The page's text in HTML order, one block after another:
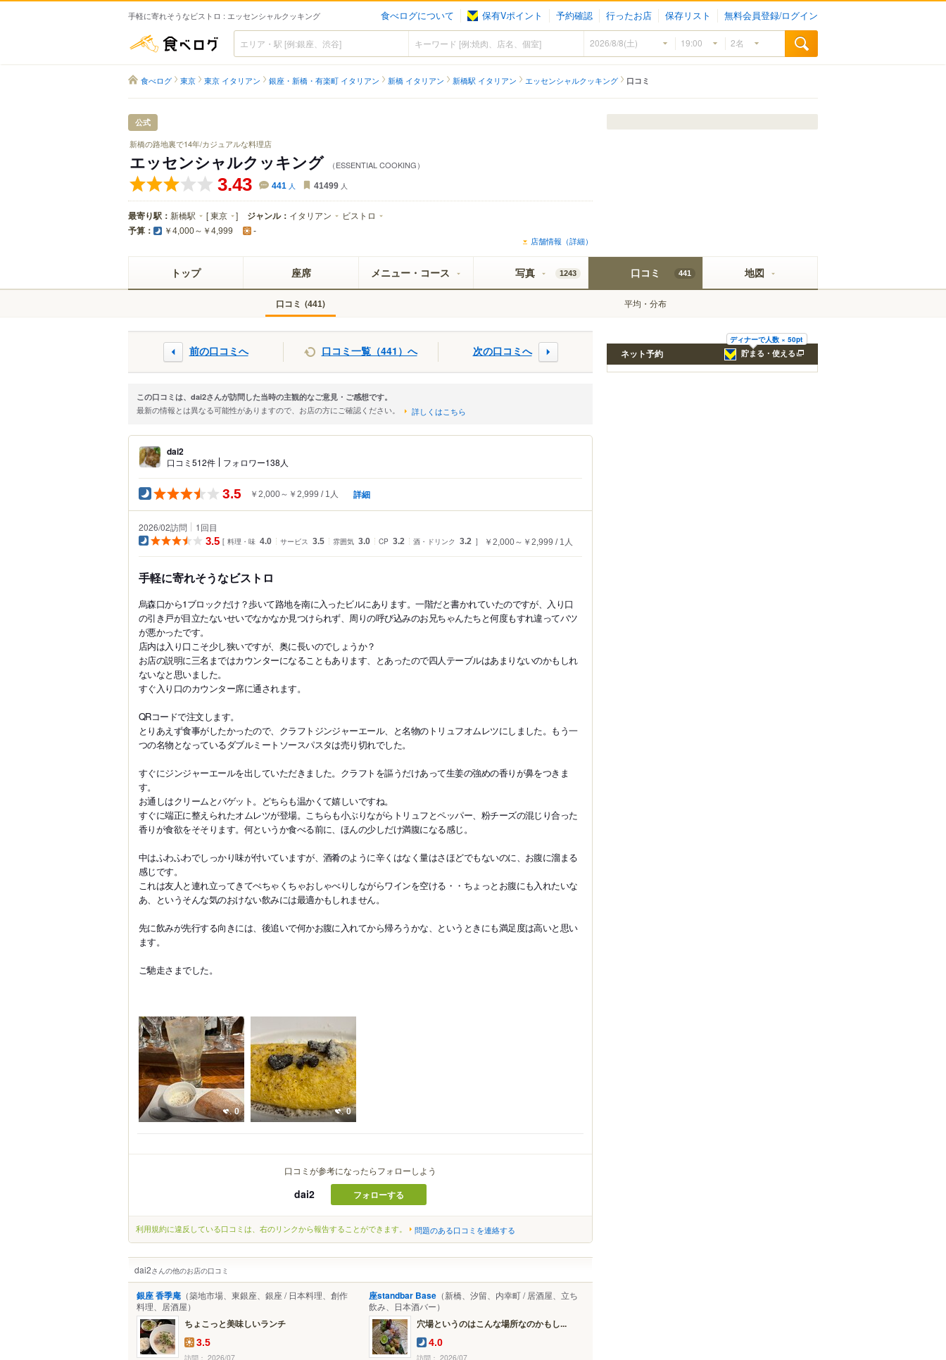
手軽に寄れそうなビストロ : エッセンシャルクッキング 食べログについて 保有Vポイント 予約確認 行ったお店 保存リスト 無料会員登録/ログイン
食べログ
食べログ 東京 東京 イタリアン 銀座・新橋・有楽町 イタリアン 新橋 イタリアン 新橋駅 イタリアン エッセンシャルクッキング 口コミ
公式
新橋の路地裏で14年/カジュアルな料理店
エッセンシャルクッキング （ESSENTIAL COOKING）
3.43 441 人 41499 人
最寄り駅： 新橋駅 [東京 ] ジャンル： イタリアン ビストロ
予算： ￥4,000～￥4,999 -
店舗情報（詳細）
トップ 座席 メニュー・コース 写真 1243 口コミ 441
口コミ (441) 平均・分布
地図
前の口コミへ 口コミ一覧（441）へ 次の口コミへ
この口コミは、dai2さんが訪問した当時の主観的なご意見・ご感想です。
最新の情報とは異なる可能性がありますので、お店の方にご確認ください。 詳しくはこちら
dai2
口コミ512件 フォロワー138人
3.5 ￥2,000～￥2,999 1人 詳細
2026/02訪問 1回目
3.5
料理・味 4.0 サービス 3.5 雰囲気 3.0 CP 3.2 酒・ドリンク 3.2 ￥2,000～￥2,999 1人
手軽に寄れそうなビストロ
烏森口から1ブロックだけ？歩いて路地を南に入ったビルにあります。一階だと書かれていたのですが、入り口
の引き戸が目立たないせいでなかなか見つけられず、周りの呼び込みのお兄ちゃんたちと何度もすれ違ってバツ
が悪かったです。
店内は入り口こそ少し狭いですが、奥に長いのでしょうか？
お店の説明に三名まではカウンターになることもあります、とあったので四人テーブルはあまりないのかもしれ
ないなと思いました。
すぐ入り口のカウンター席に通されます。
QRコードで注文します。
とりあえず食事がしたかったので、クラフトジンジャーエール、と名物のトリュフオムレツにしました。もう一
つの名物となっているダブルミートソースパスタは売り切れでした。
すぐにジンジャーエールを出していただきました。クラフトを謳うだけあって生姜の強めの香りが鼻をつきま
す。
お通しはクリームとバゲット。どちらも温かくて嬉しいですね。
すぐに端正に整えられたオムレツが登場。こちらも小ぶりながらトリュフとペッパー、粉チーズの混じり合った
香りが食欲をそそります。何というか食べる前に、ほんの少しだけ満腹になる感じ。
中はふわふわでしっかり味が付いていますが、酒肴のように辛くはなく量はさほどでもないのに、お腹に溜まる
感じです。
これは友人と連れ立ってきてぺちゃくちゃおしゃべりしながらワインを空ける・・ちょっとお腹にも入れたいな
あ、というそんな気のおけない飲みには最適かもしれません。
先に飲みが先行する向きには、後追いで何かお腹に入れてから帰ろうかな、というときにも満足度は高いと思い
ます。
ご馳走さまでした。
0 0
口コミが参考になったらフォローしよう
dai2 フォローする
利用規約に違反している口コミは、右のリンクから報告することができます。 問題のある口コミを連絡する
dai2さんの他のお店の口コミ
銀座 香季庵 （築地市場、東銀座、銀座 / 日本料理、創作
料理、居酒屋）
ちょこっと美味しいランチ
3.5
訪問： 2026/07
座standbar Base （新橋、汐留、内幸町 / 居酒屋、立ち
飲み、日本酒バー）
穴場というのはこんな場所なのかもし...
4.0
訪問： 2026/07
ディナーで人数 × 50pt
貯まる・使える
ネット予約